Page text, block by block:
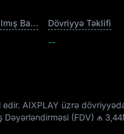
Tamamilə Azaldılmış Bazar Dəyəri
Dövriyyə Təklifi
--
edir. AIXPLAY üzrə
Dəyərləndirməsi (FDV) ₼